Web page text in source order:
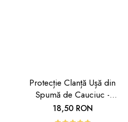
Protecție Clanță Ușă din
Spumă de Cauciuc -
Siguranță pentru Copii |
Car Boy Safety
18,50 RON